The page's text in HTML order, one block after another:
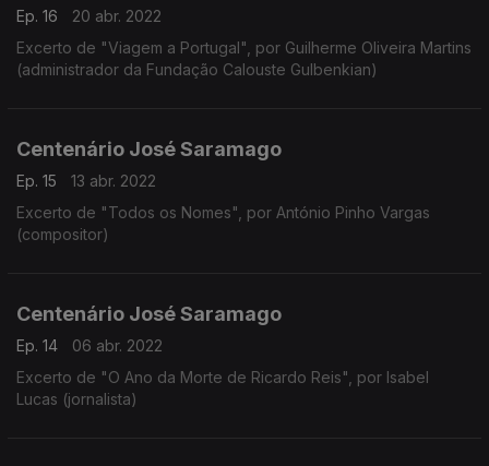
Ep. 16
20 abr. 2022
Excerto de "Viagem a Portugal", por Guilherme Oliveira Martins
(administrador da Fundação Calouste Gulbenkian)
Centenário José Saramago
Ep. 15
13 abr. 2022
Excerto de "Todos os Nomes", por António Pinho Vargas
(compositor)
Centenário José Saramago
Ep. 14
06 abr. 2022
Excerto de "O Ano da Morte de Ricardo Reis", por Isabel
Lucas (jornalista)